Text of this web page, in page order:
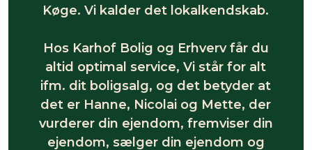
Køge. Vi kalder det lokalkendskab.
Hos Karhof Bolig og Erhverv får du
altid optimal service, Vi står for alt
ifm. dit boligsalg, og det betyder at
det er Hanne, Nicolai og Mette, der
vurderer din ejendom, fremviser din
ejendom, sælger din ejendom og